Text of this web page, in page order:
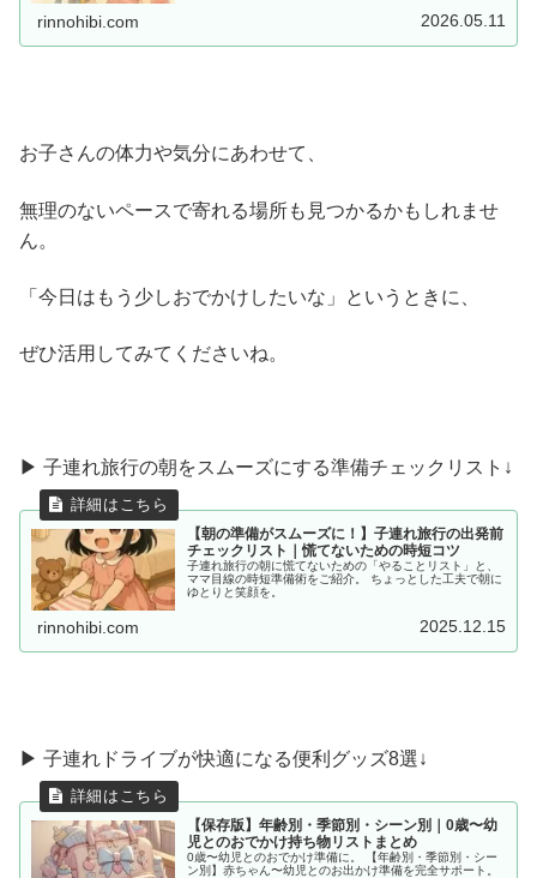
rinnohibi.com 2026.05.11
お子さんの体力や気分にあわせて、
無理のないペースで寄れる場所も見つかるかもしれませ
ん。
「今日はもう少しおでかけしたいな」というときに、
ぜひ活用してみてくださいね。
▶ 子連れ旅行の朝をスムーズにする準備チェックリスト↓
【朝の準備がスムーズに！】子連れ旅行の出発前
チェックリスト｜慌てないための時短コツ
子連れ旅行の朝に慌てないための「やることリスト」と、
ママ目線の時短準備術をご紹介。 ちょっとした工夫で朝に
ゆとりと笑顔を。
rinnohibi.com 2025.12.15
▶︎ 子連れドライブが快適になる便利グッズ8選↓
【保存版】年齢別・季節別・シーン別｜0歳〜幼
児とのおでかけ持ち物リストまとめ
0歳〜幼児とのおでかけ準備に。 【年齢別・季節別・シー
ン別】赤ちゃん〜幼児とのお出かけ準備を完全サポート。